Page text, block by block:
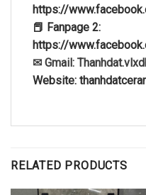
https://
📕 Fanpage 2:
https://
✉ Gmail:
Website:
RELATED PRODUCTS